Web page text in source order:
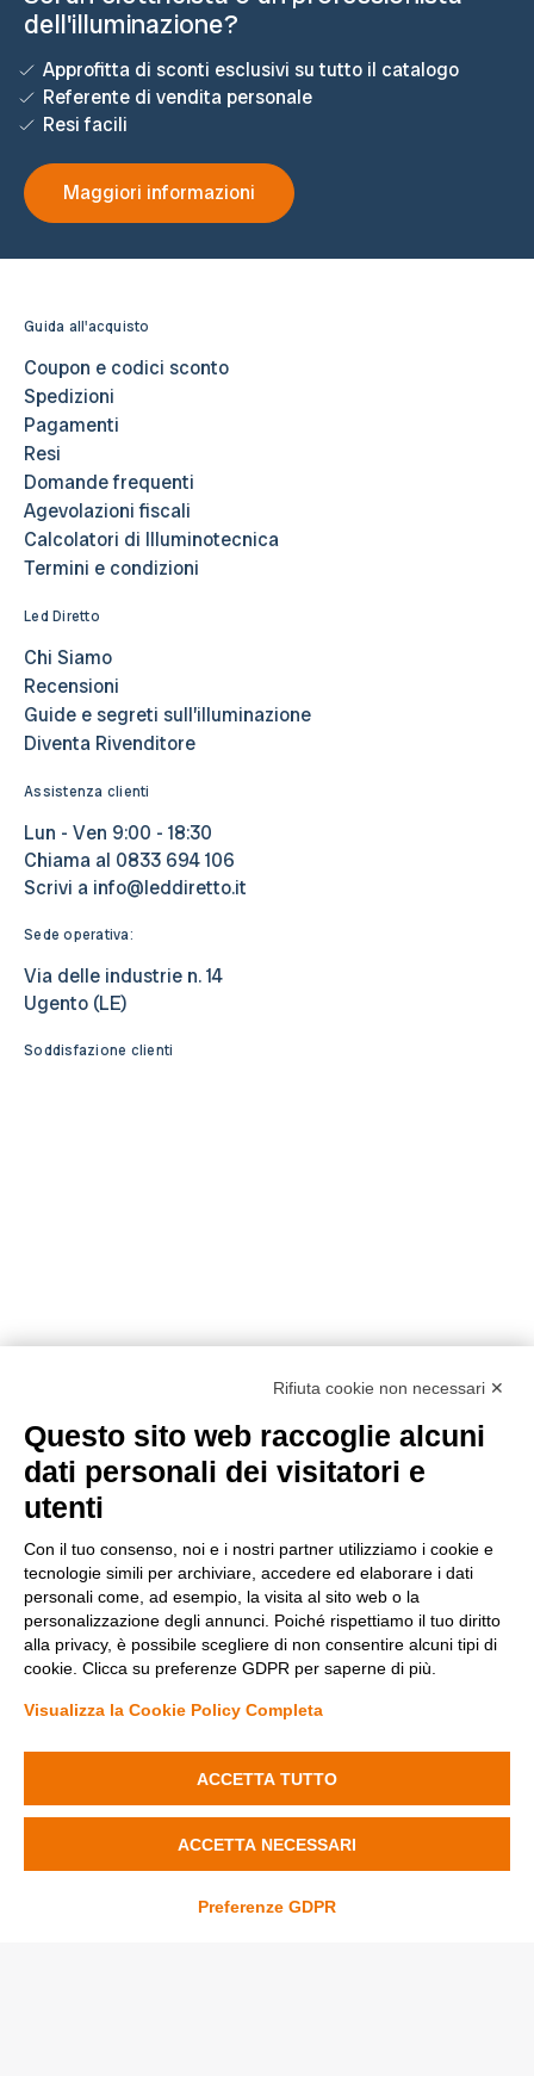
la
Applique
Aumenta
la
quantità
di
Applique
da
Cilindrica
dell'illuminazione?
Approfitta di sconti esclusivi su tutto il catalogo
Referente di vendita personale
Resi facili
Maggiori informazioni
Guida all'acquisto
Coupon e codici sconto
Spedizioni
Pagamenti
Resi
Domande frequenti
Agevolazioni fiscali
Calcolatori di Illuminotecnica
Termini e condizioni
Led Diretto
Chi Siamo
Recensioni
Guide e segreti sull’illuminazione
Diventa Rivenditore
Assistenza clienti
Lun - Ven 9:00 - 18:30
Chiama al 0833 694 106
Scrivi a info@leddiretto.it
Sede operativa:
Via delle industrie n. 14
Ugento (LE)
Soddisfazione clienti
Metodi di pagamento
Privacy Policy
Cookie Policy
Modifica preferenze Cookie
Rifiuta cookie non necessari ✕
Questo sito web raccoglie alcuni
dati personali dei visitatori e
utenti
Con il tuo consenso, noi e i nostri partner utilizziamo i cookie e
tecnologie simili per archiviare, accedere ed elaborare i dati
personali come, ad esempio, la visita al sito web o la
personalizzazione degli annunci. Poiché rispettiamo il tuo diritto
alla privacy, è possibile scegliere di non consentire alcuni tipi di
cookie. Clicca su preferenze GDPR per saperne di più.
Visualizza la Cookie Policy Completa
ACCETTA TUTTO
ACCETTA NECESSARI
Preferenze GDPR